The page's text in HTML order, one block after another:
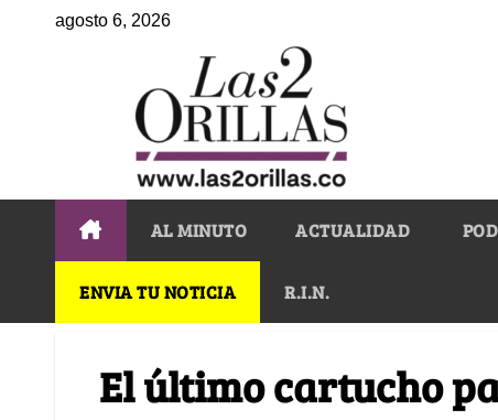
agosto 6, 2026
AL MINUTO ACTUALIDAD
ENVIA TU NOTICIA R.I.N.
El último cartucho